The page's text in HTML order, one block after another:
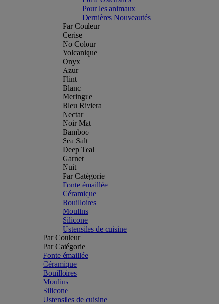
Pour les animaux
Dernières Nouveautés
Par Couleur
Cerise
No Colour
Volcanique
Onyx
Azur
Flint
Blanc
Meringue
Bleu Riviera
Nectar
Noir Mat
Bamboo
Sea Salt
Deep Teal
Garnet
Nuit
Par Catégorie
Fonte émaillée
Céramique
Bouilloires
Moulins
Silicone
Ustensiles de cuisine
Par Couleur
Par Catégorie
Fonte émaillée
Céramique
Bouilloires
Moulins
Silicone
Ustensiles de cuisine